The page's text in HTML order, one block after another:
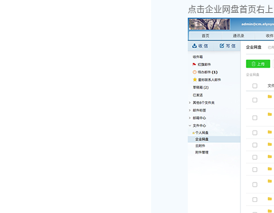
点击企业网盘首页右